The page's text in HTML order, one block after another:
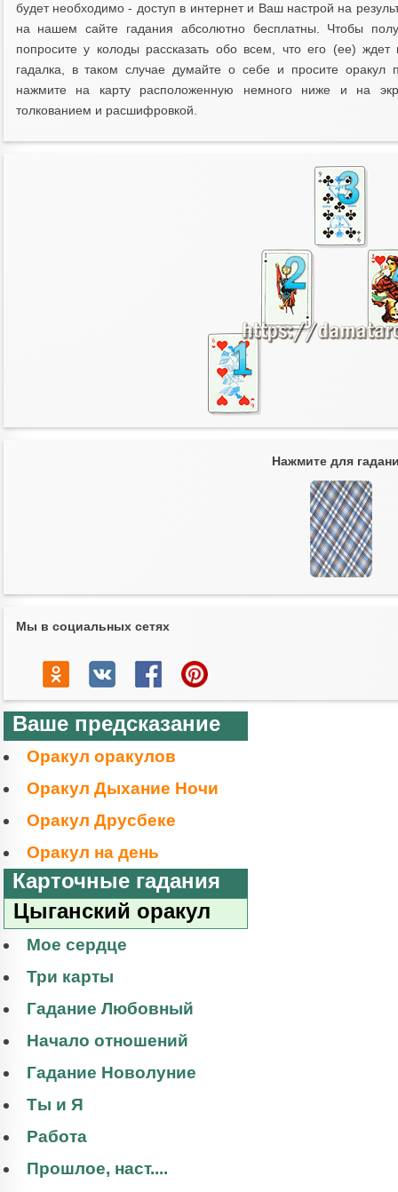
будет необходимо - доступ в интернет и Ваш настрой на
на нашем сайте гадания абсолютно бесплатны. Чтобы
попросите у колоды рассказать обо всем, что его (ее)
гадалка, в таком случае думайте о себе и просите оракул
нажмите на карту расположенную немного ниже и на
толкованием и расшифровкой.
Нажмите для
Мы в социальных сетях
Ваше предсказание
Оракул оракулов
Оракул Дыхание Ночи
Оракул Друсбеке
Оракул на день
Карточные гадания
Цыганский оракул
Мое сердце
Три карты
Гадание Любовный
Начало отношений
Гадание Новолуние
Ты и Я
Работа
Прошлое, наст....